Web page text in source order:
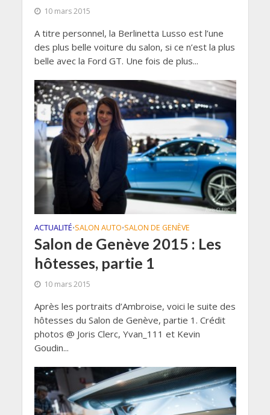
10 mars 2015
A titre personnel, la Berlinetta Lusso est l’une
des plus belle voiture du salon, si ce n’est la plus
belle avec la Ford GT. Une fois de plus...
ACTUALITÉ•SALON AUTO•SALON DE GENÈVE
Salon de Genève 2015 : Les
hôtesses, partie 1
10 mars 2015
Après les portraits d’Ambroise, voici le suite des
hôtesses du Salon de Genève, partie 1. Crédit
photos @ Joris Clerc, Yvan_111 et Kevin
Goudin...